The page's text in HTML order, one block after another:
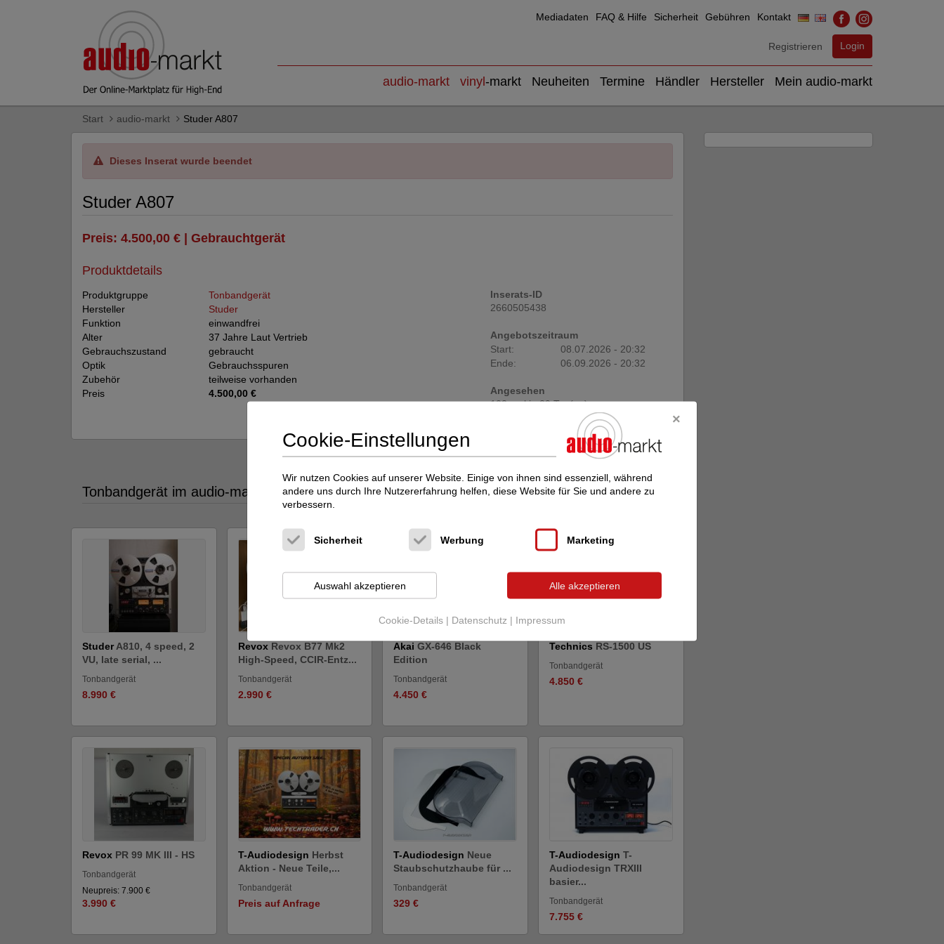
Mediadaten FAQ & Hilfe Sicherheit Gebühren Kontakt
Registrieren Login
audio-markt vinyl -markt Neuheiten Termine Händler Hersteller Mein audio-markt
Start audio-markt Studer A807
Dieses Inserat wurde beendet
Studer A807
Preis: 4.500,00 € | Gebrauchtgerät
Produktdetails
Produktgruppe
Tonbandgerät
Hersteller
Studer
Funktion
einwandfrei
Alter
37 Jahre Laut Vertrieb
Gebrauchszustand
gebraucht
Optik
Gebrauchsspuren
Zubehör
teilweise vorhanden
Preis
4.500,00 €
Inserats-ID
2660505438
Angebotszeitraum
Start:
08.07.2026 - 20:32
Ende:
06.09.2026 - 20:32
Angesehen
102 mal in 29 Tag(en)
Vielleicht interessieren Sie diese Inserate:
Tonbandgerät im audio-markt (neu & gebraucht)
StuderA810, 4 speed, 2
VU, late serial, ...
Tonbandgerät
8.990 €
Revox Revox B77 Mk2
High-Speed, CCIR-Entz...
Tonbandgerät
2.990 €
AkaiGX-646 Black
Edition
Tonbandgerät
4.450 €
Technics RS-1500 US
Tonbandgerät
4.850 €
Revox PR 99 MK III - HS
Tonbandgerät
Neupreis: 7.900 €
3.990 €
T-Audiodesign Herbst
Aktion - Neue Teile,...
Tonbandgerät
Preis auf Anfrage
T-Audiodesign Neue
Staubschutzhaube für ...
Tonbandgerät
329 €
T-AudiodesignT-
Audiodesign TRXIII
basier...
Tonbandgerät
7.755 €
Cookie-Einstellungen
Wir nutzen Cookies auf unserer Website. Einige von ihnen sind essenziell, während
andere uns durch Ihre Nutzererfahrung helfen, diese Website für Sie und andere zu
verbessern.
Cookie-Details | Datenschutz | Impressum
Sicherheit Werbung Marketing
Auswahl akzeptieren Alle akzeptieren